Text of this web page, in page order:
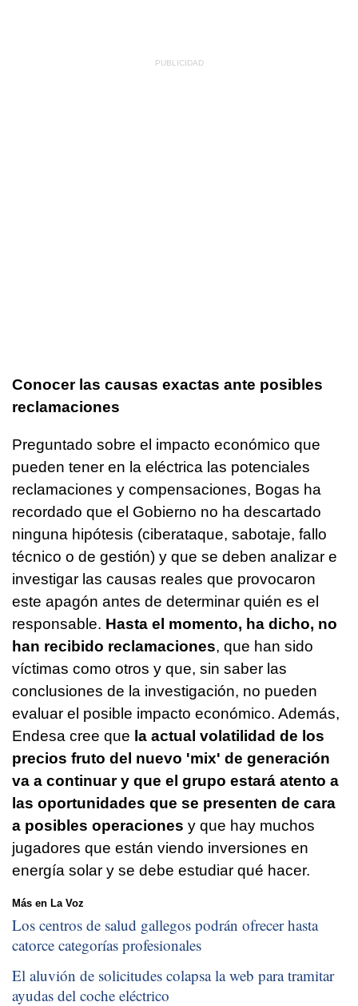
Conocer las causas exactas ante posibles
reclamaciones
Preguntado sobre el impacto económico que
pueden tener en la eléctrica las potenciales
reclamaciones y compensaciones, Bogas ha
recordado que el Gobierno no ha descartado
ninguna hipótesis (ciberataque, sabotaje, fallo
técnico o de gestión) y que se deben analizar e
investigar las causas reales que provocaron
este apagón antes de determinar quién es el
responsable. Hasta el momento, ha dicho, no
han recibido reclamaciones, que han sido
víctimas como otros y que, sin saber las
conclusiones de la investigación, no pueden
evaluar el posible impacto económico. Además,
Endesa cree que la actual volatilidad de los
precios fruto del nuevo 'mix' de generación
va a continuar y que el grupo estará atento a
las oportunidades que se presenten de cara
a posibles operaciones y que hay muchos
jugadores que están viendo inversiones en
energía solar y se debe estudiar qué hacer.
Más en La Voz
Los centros de salud gallegos podrán ofrecer hasta
catorce categorías profesionales
El aluvión de solicitudes colapsa la web para tramitar
ayudas del coche eléctrico